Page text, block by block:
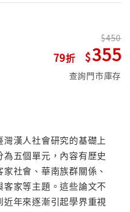
79
450
355
查詢門市庫存
漢人社會研究的基礎上
五個單元，內容有歷史
社會、華南族群關係、
家等主題。這些論文不
年來逐漸引起學界重視